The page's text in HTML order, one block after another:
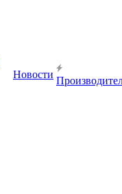
Новости